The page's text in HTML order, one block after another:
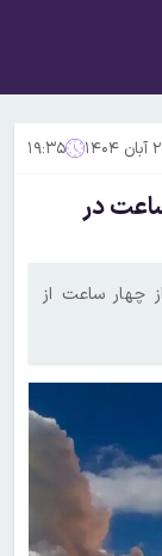
۱۹:۳۵
موشک با فاصله کمتر از ۴ ساعت در
چهار ساعت از